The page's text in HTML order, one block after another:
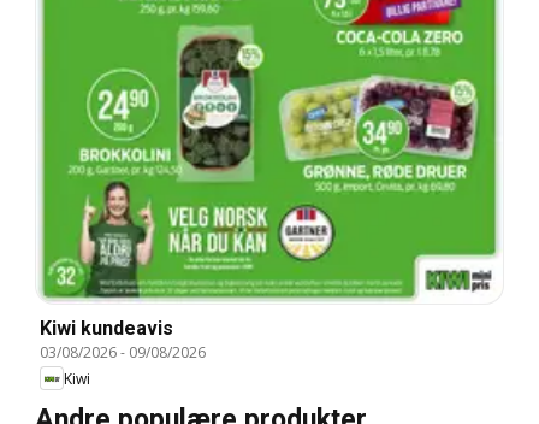
Kiwi kundeavis
03/08/2026- 09/08/2026
Kiwi